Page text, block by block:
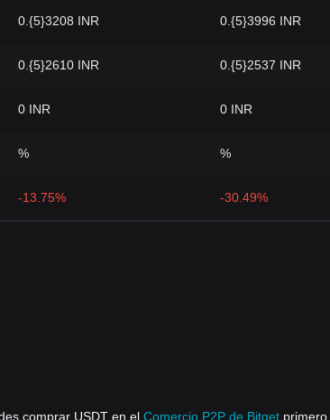
0.{5}3208 INR 0.{5}3996 INR
0.{5}2610 INR 0.{5}2537 INR
0 INR 0 INR
% %
-13.75% -30.49%
comprar USDT en el Comercio P2P de Bitget